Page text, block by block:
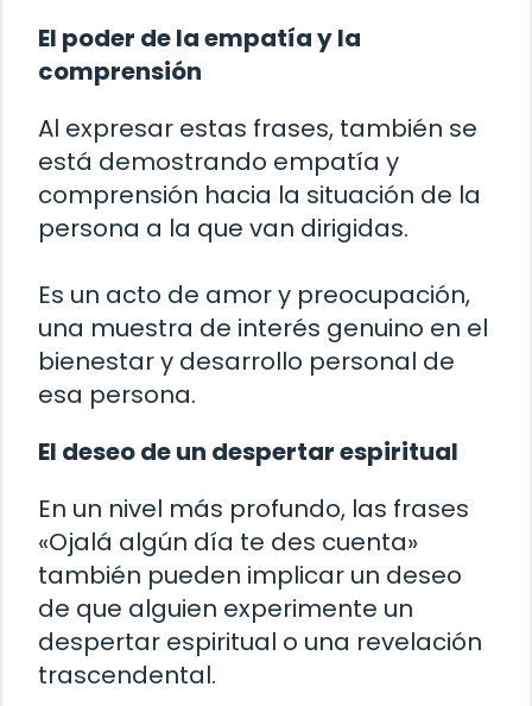
El poder de la empatía y la
comprensión
Al expresar estas frases, también se
está demostrando empatía y
comprensión hacia la situación de la
persona a la que van dirigidas.
Es un acto de amor y preocupación,
una muestra de interés genuino en el
bienestar y desarrollo personal de
esa persona.
El deseo de un despertar espiritual
En un nivel más profundo, las frases
«Ojalá algún día te des cuenta»
también pueden implicar un deseo
de que alguien experimente un
despertar espiritual o una revelación
trascendental.